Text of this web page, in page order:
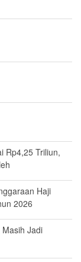
Rp4,25 Triliun,
Haji
2026
Jadi